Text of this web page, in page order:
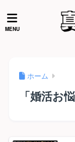
ホーム
「婚活お